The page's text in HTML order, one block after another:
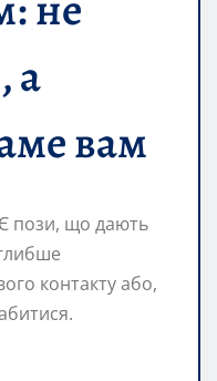
а
вам
пози, що дають
контакту або,